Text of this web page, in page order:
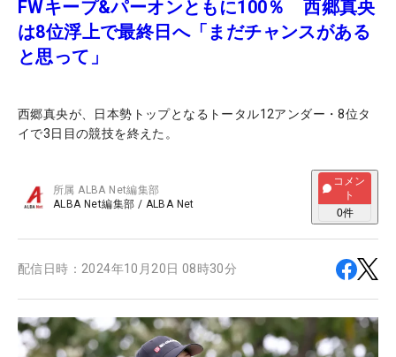
FWキープ&パーオンともに100％ 西郷真央
は8位浮上で最終日へ「まだチャンスがある
と思って」
西郷真央が、日本勢トップとなるトータル12アンダー・8位タ
イで3日目の競技を終えた。
所属ALBA Net編集部
ALBA Net編集部 / ALBA Net
コメン
ト
0件
配信日時： 2024年10月20日 08時30分